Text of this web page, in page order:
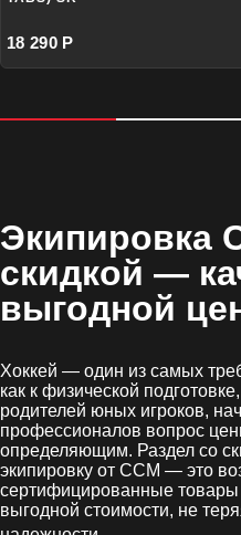
18 290 Р
Экипировка
скидкой —
выгодной
Хоккей — один из самых
как к физической
родителей юных игроков,
профессионалов вопрос
определяющим. Раздел со
экипировку от CCM — это
сертифицированные
выгодной стоимости, не